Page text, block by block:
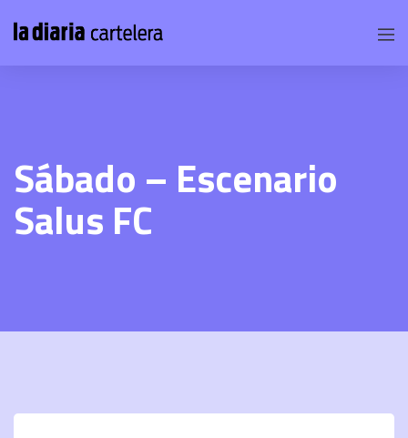
Sábado – Escenario
Salus FC